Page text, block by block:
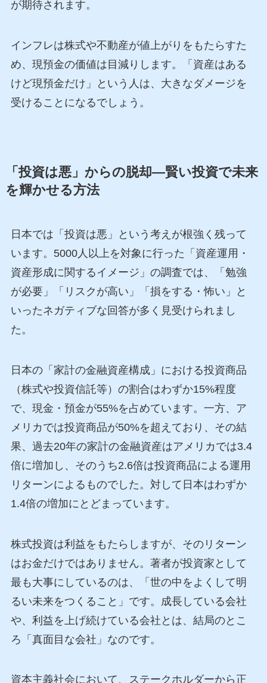
が期待されます。
インフレは株式や不動産が値上がりをもたらすた
め、現預金の価値は目減りします。「資産はある
けど現預金だけ」という人は、大きなダメージを
受けることになるでしょう。
「投資は悪」からの脱却―賢い投資で未来
を輝かせる方法
日本では「投資は悪」という考えが根強く残って
います。5000人以上を対象に行った「資産運用・
資産形成に関するイメージ」の調査では、「勉強
が必要」「リスクが高い」「損をする・怖い」と
いったネガティブな回答が多く見受けられまし
た。
日本の「家計の金融資産構成」における投資商品
（株式や投資信託等）の割合はわずか15%程度
で、現金・預金が55%を占めています。一方、ア
メリカでは投資商品が50%を超えており、その結
果、過去20年の家計の金融資産はアメリカでは3.4
倍に増加し、そのうち2.6倍は投資商品による運用
リターンによるものでした。対して日本はわずか
1.4倍の増加にとどまっています。
株式投資は利益をもたらしますが、そのリターン
はお金だけではありません。著者が投資家として
最も大事にしているのは、「世の中をよくして明
るい未来をつくること」です。成長している会社
や、利益を上げ続けている会社とは、結局のとこ
ろ「真面目な会社」なのです。
資本主義社会において、ステークホルダーから正